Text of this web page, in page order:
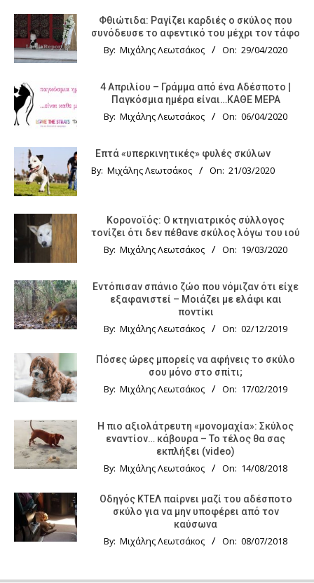
Φθιώτιδα: Ραγίζει καρδιές ο σκύλος που
συνόδευσε το αφεντικό του μέχρι τον τάφο
By: Μιχάλης Λεωτσάκος On: 29/04/2020
4 Απριλίου – Γράμμα από ένα Αδέσποτο |
Παγκόσμια ημέρα είναι…ΚΑΘΕ ΜΕΡΑ
By: Μιχάλης Λεωτσάκος On: 06/04/2020
Επτά «υπερκινητικές» φυλές σκύλων
By: Μιχάλης Λεωτσάκος On: 21/03/2020
Κορονοϊός: Ο κτηνιατρικός σύλλογος
τονίζει ότι δεν πέθανε σκύλος λόγω του ιού
By: Μιχάλης Λεωτσάκος On: 19/03/2020
Εντόπισαν σπάνιο ζώο που νόμιζαν ότι είχε
εξαφανιστεί – Μοιάζει με ελάφι και
ποντίκι
By: Μιχάλης Λεωτσάκος On: 02/12/2019
Πόσες ώρες μπορείς να αφήνεις το σκύλο
σου μόνο στο σπίτι;
By: Μιχάλης Λεωτσάκος On: 17/02/2019
Η πιο αξιολάτρευτη «μονομαχία»: Σκύλος
εναντίον… κάβουρα – Το τέλος θα σας
εκπλήξει (video)
By: Μιχάλης Λεωτσάκος On: 14/08/2018
Οδηγός KTΕΛ παίρνει μαζί του αδέσποτο
σκύλο για να μην υποφέρει από τον
καύσωνα
By: Μιχάλης Λεωτσάκος On: 08/07/2018